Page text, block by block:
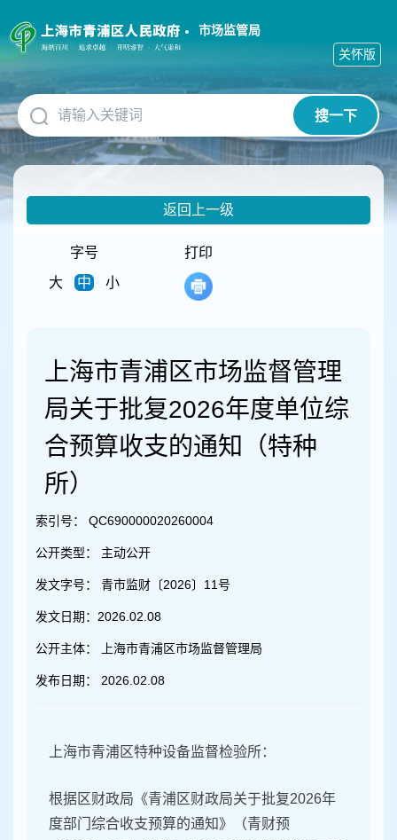
障
碍
作
说
明
跳
到
网
市场监管局
搜一下
关怀版
返回上一级
字号
大
中 小
打印
上海市青浦区市场监督管理
局关于批复2026年度单位综
合预算收支的通知（特种
所）
索引号： QC690000020260004
公开类型： 主动公开
发文字号： 青市监财〔2026〕11号
发文日期： 2026.02.08
公开主体： 上海市青浦区市场监督管理局
发布日期： 2026.02.08
上海市青浦区特种设备监督检验所：
根据区财政局《青浦区财政局关于批复2026年
度部门综合收支预算的通知》（青财预